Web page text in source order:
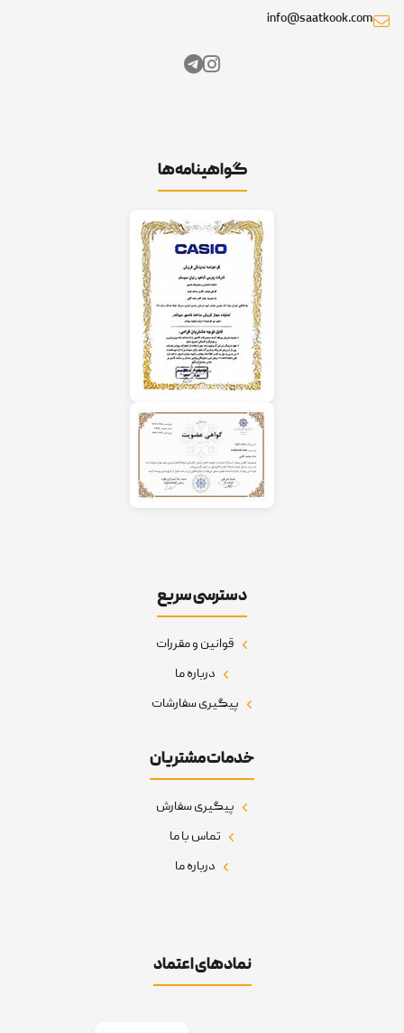
info@saatkook.com
گواهینامه‌ها
دسترسی سریع
قوانین و مقررات
درباره ما
پیگیری سفارشات
خدمات مشتریان
پیگیری سفارش
تماس با ما
درباره ما
نمادهای اعتماد